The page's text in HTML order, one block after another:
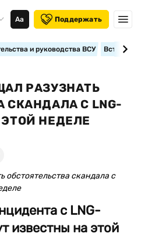
Аа Поддержать
и руководства ВСУ
РАЗУЗНАТЬ
СКАНДАЛА С LNG-
НЕДЕЛЕ
обстоятельства скандала с
с LNG-
известны на этой